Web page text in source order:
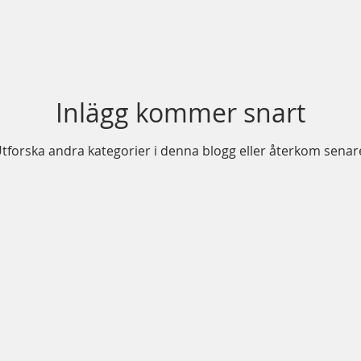
Inlägg kommer snart
andra kategorier i denna blogg eller återkom